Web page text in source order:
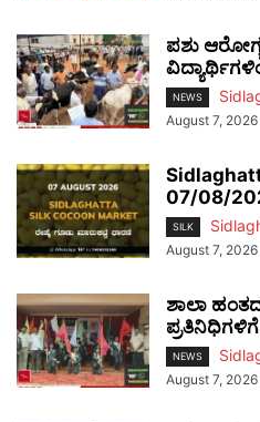
ಪಶು
NEWS
August 7, 2026
07/08/
SILK
August 7, 2026
ಶಾಲಾ
NEWS
August 7, 2026